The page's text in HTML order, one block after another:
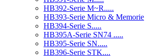
HB392-Serie M~R.....
HB393-Serie Micro & Memorie
HB394-Serie S.....
HB395A-Serie SN74 .....
HB395-Serie SN.....
HB396-Serie STK....